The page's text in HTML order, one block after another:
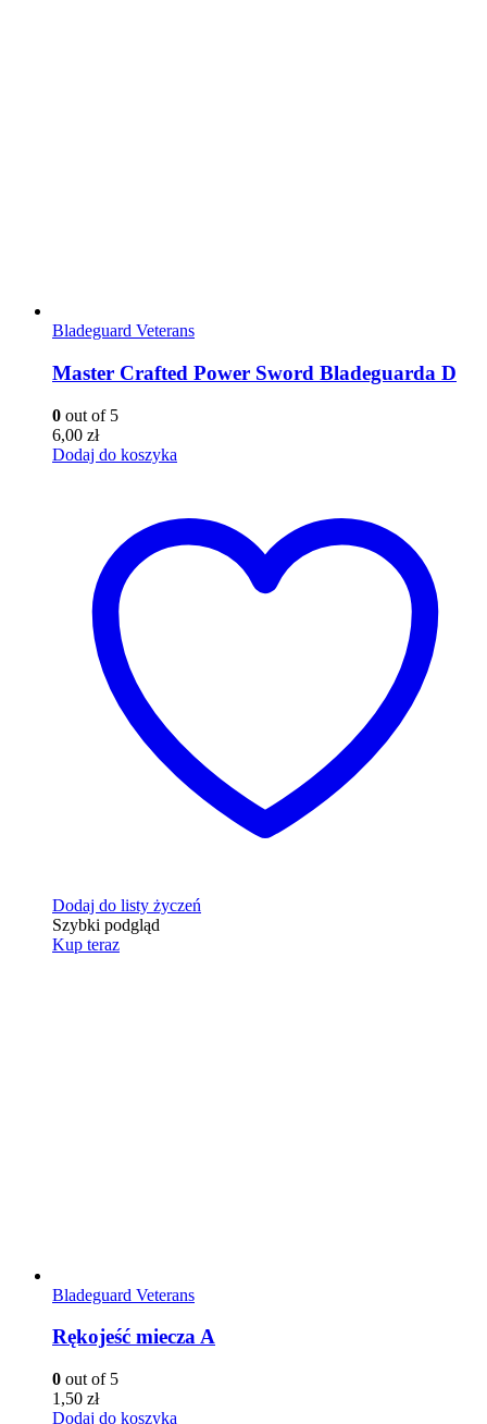
Bladeguard Veterans
Master Crafted Power Sword Bladeguarda D
0 out of 5
6,00 zł
Dodaj do koszyka
Dodaj do listy życzeń
Szybki podgląd
Kup teraz
Bladeguard Veterans
Rękojeść miecza A
0 out of 5
1,50 zł
Dodaj do koszyka